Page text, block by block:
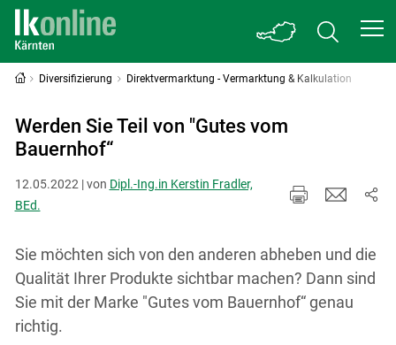
Diversifizierung Direktvermarktung - Vermarktung & Kalkulation
Werden Sie Teil von "Gutes vom
Bauernhof“
12.05.2022 | von Dipl.-Ing.in Kerstin Fradler,
BEd.
Sie möchten sich von den anderen abheben und die
Qualität Ihrer Produkte sichtbar machen? Dann sind
Sie mit der Marke "Gutes vom Bauernhof“ genau
richtig.